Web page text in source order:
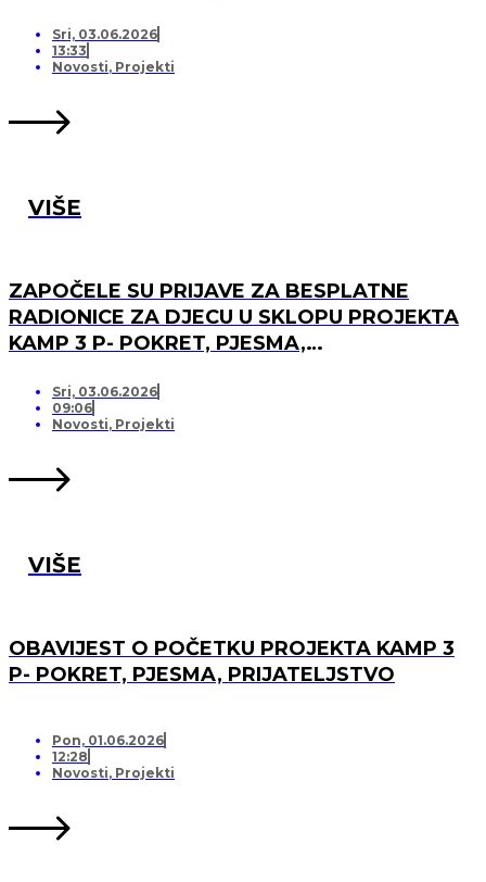
LISTU ČEKANJA
Sri, 03.06.2026
13:33
Novosti, Projekti
VIŠE
ZAPOČELE SU PRIJAVE ZA BESPLATNE
RADIONICE ZA DJECU U SKLOPU PROJEKTA
KAMP 3 P- POKRET, PJESMA,
Sri, 03.06.2026
09:06
Novosti, Projekti
VIŠE
OBAVIJEST O POČETKU PROJEKTA KAMP 3
P- POKRET, PJESMA, PRIJATELJSTVO
Pon, 01.06.2026
12:28
Novosti, Projekti